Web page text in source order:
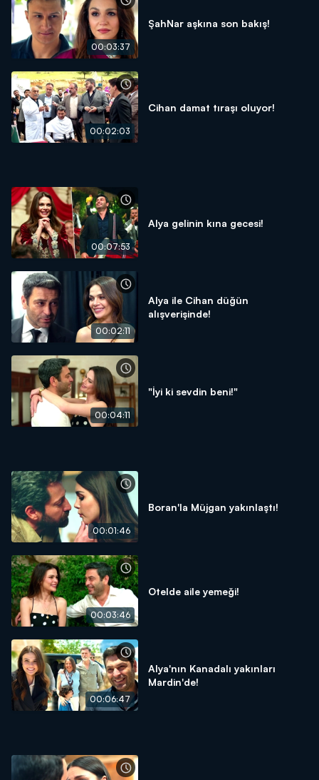
00:03:37
ŞahNar aşkına son bakış!
00:02:03
Cihan damat tıraşı oluyor!
00:07:53
Alya gelinin kına gecesi!
00:02:11
Alya ile Cihan düğün
alışverişinde!
00:04:11
"İyi ki sevdin beni!"
00:01:46
Boran'la Müjgan yakınlaştı!
00:03:46
Otelde aile yemeği!
00:06:47
Alya'nın Kanadalı yakınları
Mardin'de!